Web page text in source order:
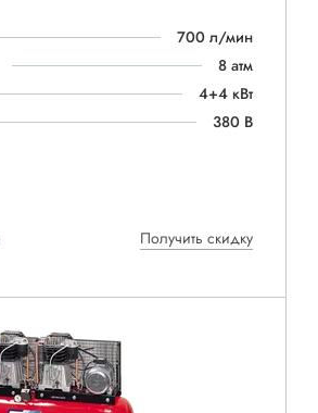
700 л/мин
8 атм
4+4 кВт
380 В
Получить скидку